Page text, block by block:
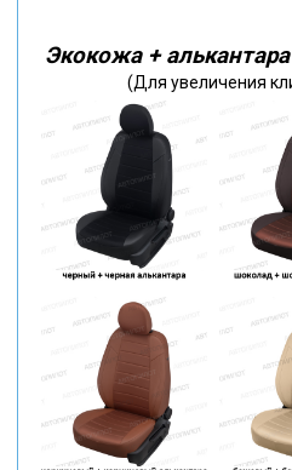
Экокожа +
(Для увеличения